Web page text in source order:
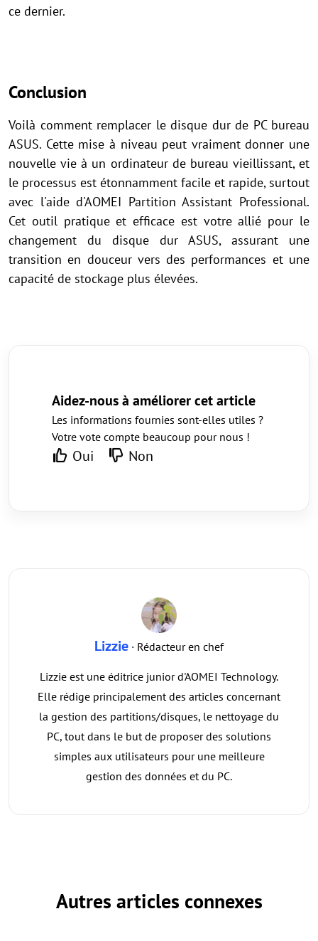
ce dernier.
Conclusion
Voilà comment remplacer le disque dur de PC bureau
ASUS. Cette mise à niveau peut vraiment donner une
nouvelle vie à un ordinateur de bureau vieillissant, et
le processus est étonnamment facile et rapide, surtout
avec l'aide d'AOMEI Partition Assistant Professional.
Cet outil pratique et efficace est votre allié pour le
changement du disque dur ASUS, assurant une
transition en douceur vers des performances et une
capacité de stockage plus élevées.
Aidez-nous à améliorer cet article
Les informations fournies sont-elles utiles ?
Votre vote compte beaucoup pour nous !
Oui Non
Lizzie · Rédacteur en chef
Lizzie est une éditrice junior d'AOMEI Technology.
Elle rédige principalement des articles concernant
la gestion des partitions/disques, le nettoyage du
PC, tout dans le but de proposer des solutions
simples aux utilisateurs pour une meilleure
gestion des données et du PC.
Autres articles connexes